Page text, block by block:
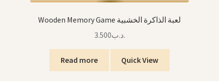
Wooden Memory Game لعبة الذاكرة الخشبية
.د.ب3.500
Read more Quick View